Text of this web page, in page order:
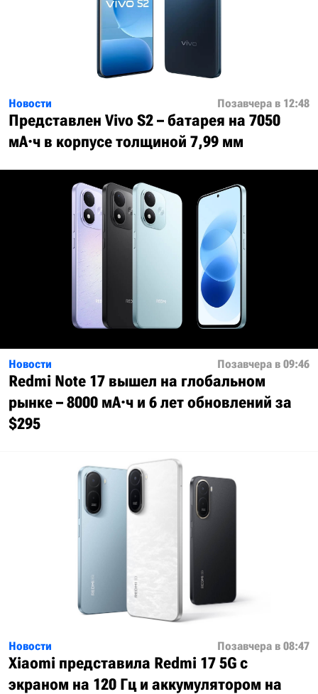
Новости Позавчера в 12:48
Представлен Vivo S2 – батарея на 7050
мА·ч в корпусе толщиной 7,99 мм
Новости Позавчера в 09:46
Redmi Note 17 вышел на глобальном
рынке – 8000 мА·ч и 6 лет обновлений за
$295
Новости Позавчера в 08:47
Xiaomi представила Redmi 17 5G с
экраном на 120 Гц и аккумулятором на